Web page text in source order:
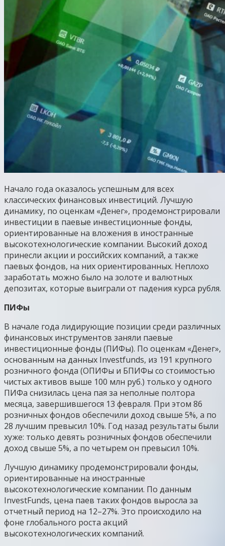
Начало года оказалось успешным для всех
классических финансовых инвестиций. Лучшую
динамику, по оценкам «Денег», продемонстрировали
инвестиции в паевые инвестиционные фонды,
ориентированные на вложения в иностранные
высокотехнологические компании. Высокий доход
принесли акции и российских компаний, а также
паевых фондов, на них ориентированных. Неплохо
заработать можно было на золоте и валютных
депозитах, которые выиграли от падения курса рубля.
ПИФы
В начале года лидирующие позиции среди различных
финансовых инструментов заняли паевые
инвестиционные фонды (ПИФы). По оценкам «Денег»,
основанным на данных Investfunds, из 191 крупного
розничного фонда (ОПИФы и БПИФы со стоимостью
чистых активов выше 100 млн руб.) только у одного
ПИФа снизилась цена пая за неполные полтора
месяца, завершившегося 13 февраля. При этом 86
розничных фондов обеспечили доход свыше 5%, а по
28 лучшим превысил 10%. Год назад результаты были
хуже: только девять розничных фондов обеспечили
доход свыше 5%, а по четырем он превысил 10%.
Лучшую динамику продемонстрировали фонды,
ориентированные на иностранные
высокотехнологические компании. По данным
InvestFunds, цена паев таких фондов выросла за
отчетный период на 12–27%. Это происходило на
фоне глобального роста акций
высокотехнологических компаний.